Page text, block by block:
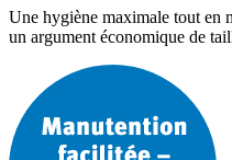
Une hygiène maximale tout en
un argument économique de